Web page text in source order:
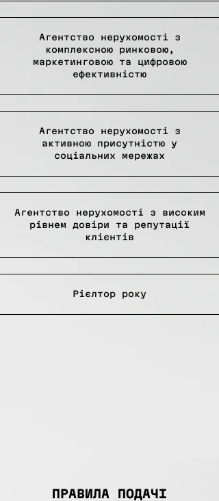
Агентство нерухомості з
комплексною ринковою,
маркетинговою та цифровою
ефективністю
Агентство нерухомості з
активною присутністю у
соціальних мережах
Агентство нерухомості з високим
рівнем довіри та репутації
клієнтів
Рієлтор року
ПРАВИЛА ПОДАЧІ